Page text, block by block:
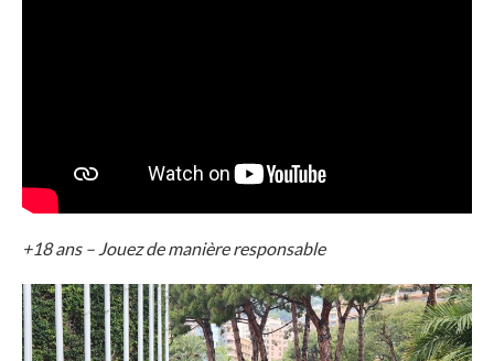
+18 ans – Jouez de manière responsable